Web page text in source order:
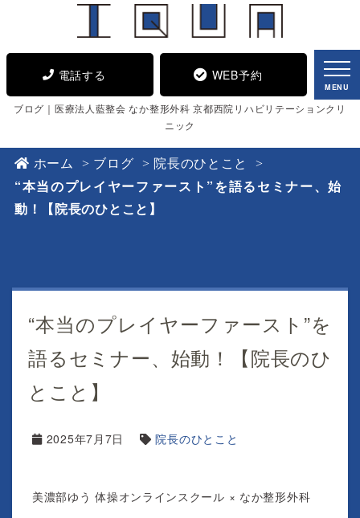
電話する WEB予約
MENU
ブログ｜医療法人藍整会 なか整形外科 京都西院リハビリテーションクリ
ニック
ホーム ブログ
院長のひとこと
“本当のプレイヤーファースト”を語るセミナー、始
動！【院長のひとこと】
“本当のプレイヤーファースト”を
語るセミナー、始動！【院長のひ
とこと】
2025年7月7日 院長のひとこと
美濃部ゆう 体操オンラインスクール × なか整形外科